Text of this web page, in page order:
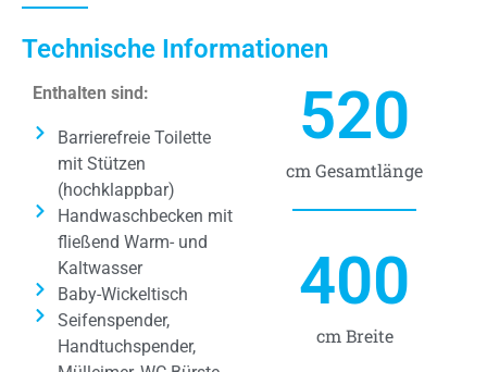
Technische Informationen
Enthalten sind:
Barrierefreie Toilette
mit Stützen
(hochklappbar)
Handwaschbecken mit
fließend Warm- und
Kaltwasser
Baby-Wickeltisch
Seifenspender,
Handtuchspender,
cm Gesamtlänge
520
cm Breite
400